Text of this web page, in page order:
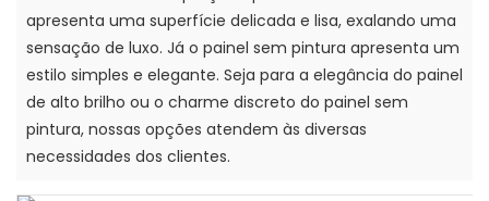
apresenta uma superfície delicada e lisa, exalando uma
sensação de luxo. Já o painel sem pintura apresenta um
estilo simples e elegante. Seja para a elegância do painel
de alto brilho ou o charme discreto do painel sem
pintura, nossas opções atendem às diversas
necessidades dos clientes.